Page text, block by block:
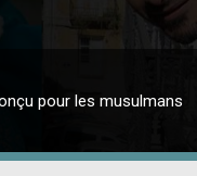
pour les musulmans